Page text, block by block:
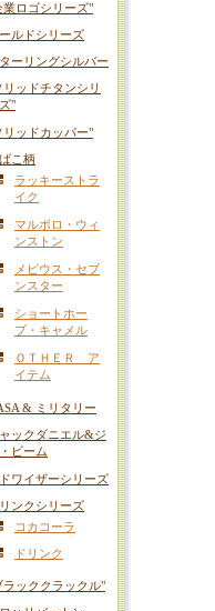
業ロゴシリーズ"
ルドシリーズ
ーリングシルバー
リッドチタンシリ
"
リッドカッパー"
こ柄
ラッキーストラ
イク
マルボロ・ウィ
ンストン
メビウス・セブ
ンスター
ショートホー
プ・キャメル
ＯＴＨＥＲ ア
イテム
& ミリタリー
ックダニエル&ジ
ビーム
ワイザーシリーズ
リンクシリーズ
コカコーラ
ドリンク
ラッククラックル"